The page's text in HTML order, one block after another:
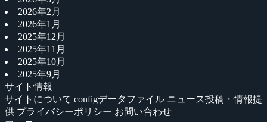
2026年2月
2026年1月
2025年12月
2025年11月
2025年10月
2025年9月
サイト情報
サイトについて configデータファイル ニュース投稿・情報提
供 プライバシーポリシー お問い合わせ